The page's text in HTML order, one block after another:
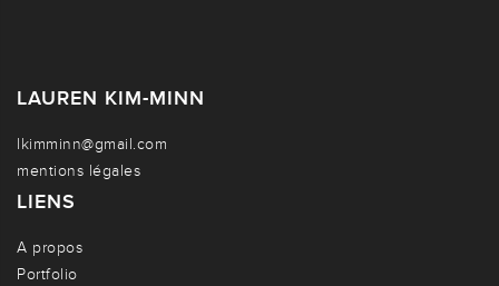
LAUREN KIM-MINN
lkimminn@gmail.com
mentions légales
LIENS
A propos
Portfolio